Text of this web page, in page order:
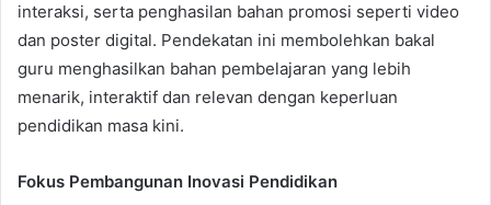
interaksi, serta penghasilan bahan promosi seperti video
dan poster digital. Pendekatan ini membolehkan bakal
guru menghasilkan bahan pembelajaran yang lebih
menarik, interaktif dan relevan dengan keperluan
pendidikan masa kini.
Fokus Pembangunan Inovasi Pendidikan